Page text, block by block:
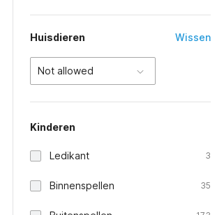
Huisdieren Wissen
Not allowed
Kinderen
Ledikant 3
Binnenspellen 35